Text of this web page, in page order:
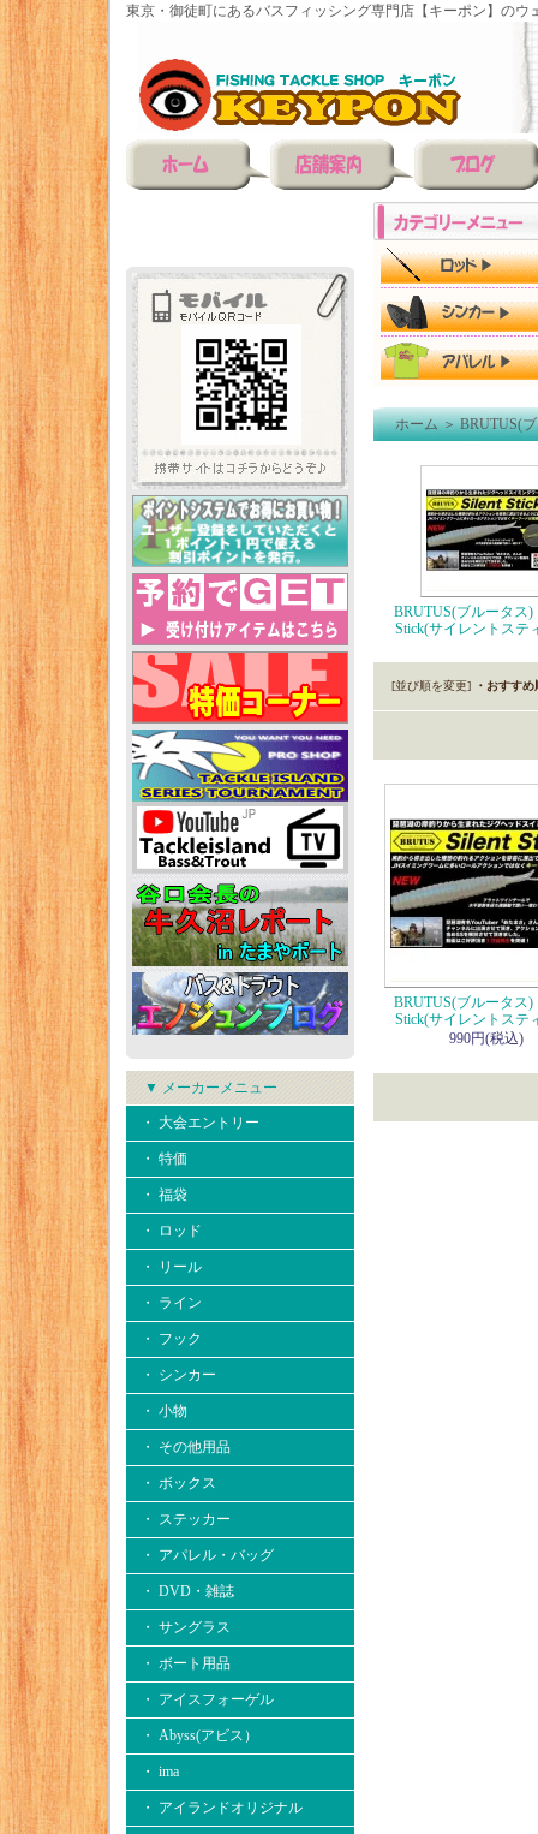
東京・御徒町にあるバスフィッシング専門店【キーポン】のウ
▼ メーカーメニュー
・ 大会エントリー
・ 特価
・ 福袋
・ ロッド
・ リール
・ ライン
・ フック
・ シンカー
・ 小物
・ その他用品
・ ボックス
・ ステッカー
・ アパレル・バッグ
・ DVD・雑誌
・ サングラス
・ ボート用品
・ アイスフォーゲル
・ Abyss(アビス）
・ ima
・ アイランドオリジナル
ホーム＞BRUTUS(
BRUTUS(ブルータス
Stick(サイレントステ
[並び順を変更] ・おすすめ
BRUTUS(ブルータス
Stick(サイレントステ
990円(税込)